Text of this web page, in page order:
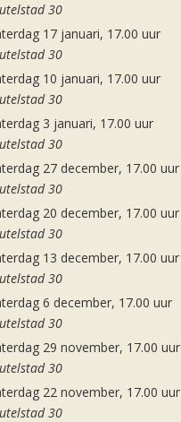
30
17 januari, 17.00 uur
30
10 januari, 17.00 uur
30
3 januari, 17.00 uur
30
27 december, 17.00 uur
30
20 december, 17.00 uur
30
13 december, 17.00 uur
30
6 december, 17.00 uur
30
29 november, 17.00 uur
30
22 november, 17.00 uur
30